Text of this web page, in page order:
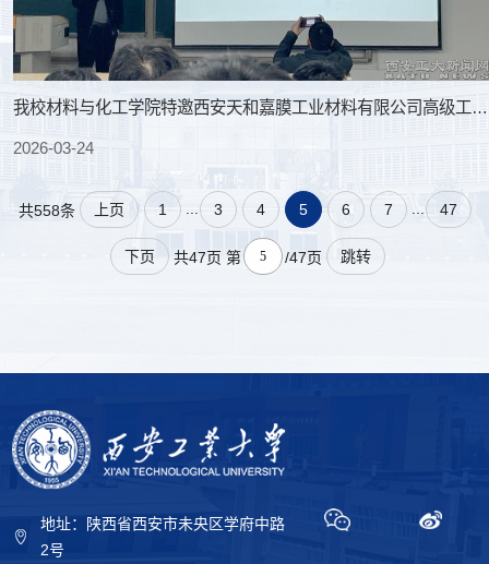
我校材料与化工学院特邀西安天和嘉膜工业材料有限公司高级工程师刘卫清作学术报告
2026-03-24
共558条 上页 1 3 4 5 6 7 47
下页 共47页 第 /47页 跳转
地址：陕西省西安市未央区学府中路
2号